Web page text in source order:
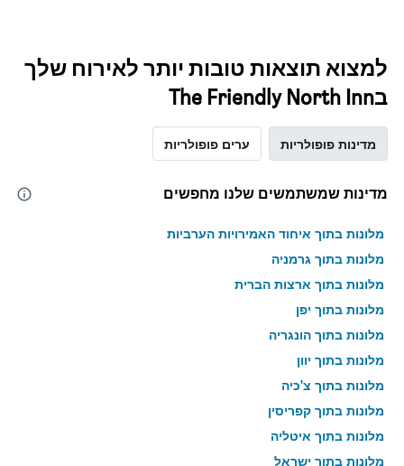
למצוא תוצאות טובות יותר לאירוח שלך
בThe Friendly North Inn
מדינות פופולריות ערים פופולריות
מדינות שמשתמשים שלנו מחפשים
מלונות בתוך איחוד האמירויות הערביות
מלונות בתוך גרמניה
מלונות בתוך ארצות הברית
מלונות בתוך יפן
מלונות בתוך הונגריה
מלונות בתוך יוון
מלונות בתוך צ'כיה
מלונות בתוך קפריסין
מלונות בתוך איטליה
מלונות בתוך ישראל